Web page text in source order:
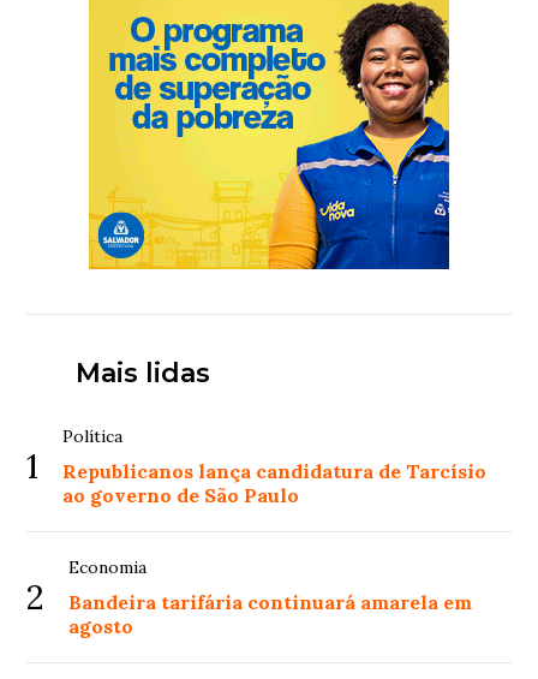
Mais lidas
1
Política
Republicanos lança candidatura de Tarcísio
ao governo de São Paulo
2
Economia
Bandeira tarifária continuará amarela em
agosto